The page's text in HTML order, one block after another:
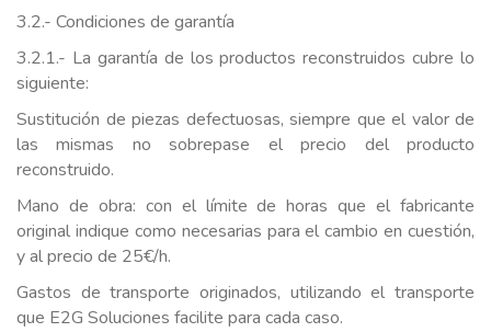
3.2.- Condiciones de garantía
3.2.1.- La garantía de los productos reconstruidos cubre lo
siguiente:
Sustitución de piezas defectuosas, siempre que el valor de
las mismas no sobrepase el precio del producto
reconstruido.
Mano de obra: con el límite de horas que el fabricante
original indique como necesarias para el cambio en cuestión,
y al precio de 25€/h.
Gastos de transporte originados, utilizando el transporte
que E2G Soluciones facilite para cada caso.